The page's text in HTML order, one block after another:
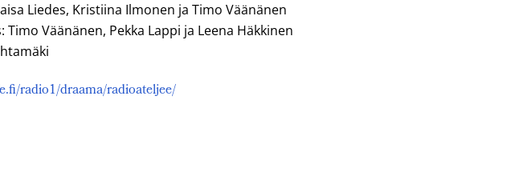
Liedes, Kristiina Ilmonen ja Timo Väänänen
Väänänen, Pekka Lappi ja Leena Häkkinen
radio1/draama/radioateljee/